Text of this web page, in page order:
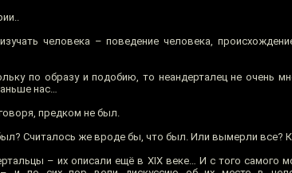
человека – поведение человека,
по образу и подобию, то неандерталец не очень
нас…
предком не был.
Считалось же вроде бы, что был. Или вымерли все?
– их описали ещё в XIX веке… И с того самого